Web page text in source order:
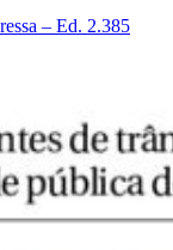
– Ed. 2.385